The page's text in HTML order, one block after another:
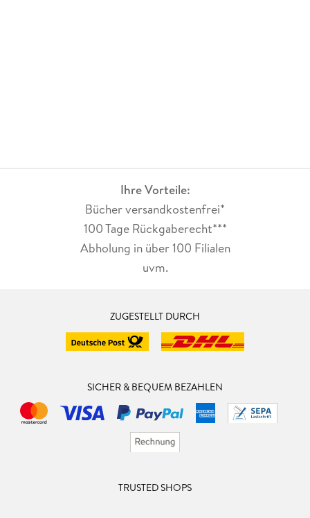
Ihre Vorteile:
Bücher versandkostenfrei*
100 Tage Rückgaberecht***
Abholung in über 100 Filialen
uvm.
ZUGESTELLT DURCH
SICHER & BEQUEM BEZAHLEN
TRUSTED SHOPS